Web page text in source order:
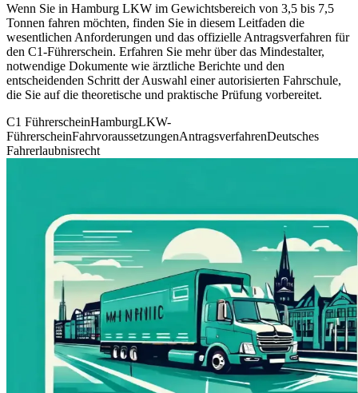
Wenn Sie in Hamburg LKW im Gewichtsbereich von 3,5 bis 7,5
Tonnen fahren möchten, finden Sie in diesem Leitfaden die
wesentlichen Anforderungen und das offizielle Antragsverfahren für
den C1-Führerschein. Erfahren Sie mehr über das Mindestalter,
notwendige Dokumente wie ärztliche Berichte und den
entscheidenden Schritt der Auswahl einer autorisierten Fahrschule,
die Sie auf die theoretische und praktische Prüfung vorbereitet.
C1 FührerscheinHamburgLKW-
FührerscheinFahrvoraussetzungenAntragsverfahrenDeutsches
Fahrerlaubnisrecht